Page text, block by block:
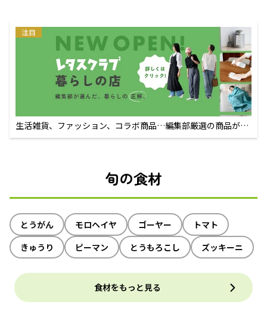
注目
生活雑貨、ファッション、コラボ商品…編集部厳選の商品が買
えるECサイト
旬の食材
とうがん モロヘイヤ ゴーヤー
トマト
きゅうり
ピーマン とうもろこし ズッキーニ
食材をもっと見る